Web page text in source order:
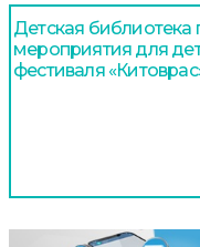
Детская библиотека
мероприятия для
фестиваля